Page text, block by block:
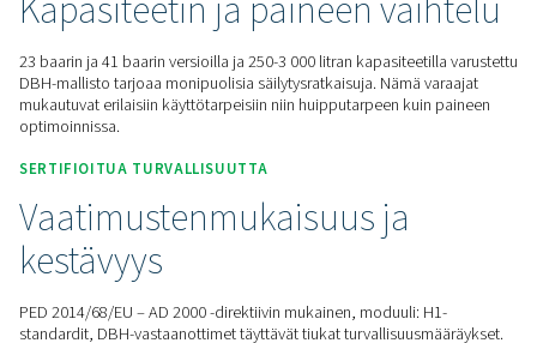
PAINEENSÄÄTÖ
Tasainen järjestelmän
suorituskyky
DBH-mallisto vakauttaa painevaihtelut ja varmistaa
typensyötön. Tämä auttaa estämään painehäviöitä,
ja ylläpitämään tehokkuutta korkeapaineisissa
JOUSTAVAT VAIHTOEHDOT